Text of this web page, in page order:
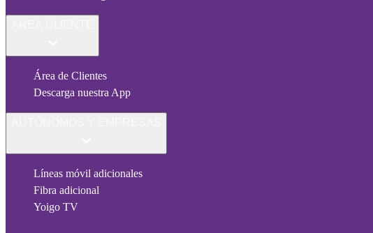
Área de Clientes
Descarga nuestra App
Líneas móvil adicionales
Fibra adicional
Yoigo TV